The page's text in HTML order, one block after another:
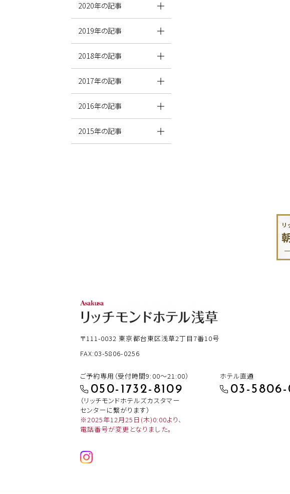
2020年の記事
2019年の記事
2018年の記事
2017年の記事
2016年の記事
2015年の記事
〒111-0032東京都台東区浅草2丁目7番10号
FAX:03-5806-0256
ご予約専用（受付時間9:00～21:00）
050-1732-8109
（リッチモンドホテルズカスタマー
センターに繋がります）
※2025年12月25日(木)0:00より、
電話番号が変更となりました。
ホテル直通
03-5806-